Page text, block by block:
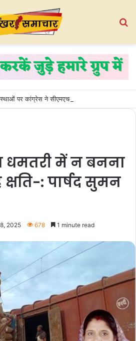
धमतरी में न बनना
क्षति-: पार्षद सुमन
2025 678 1 minute read